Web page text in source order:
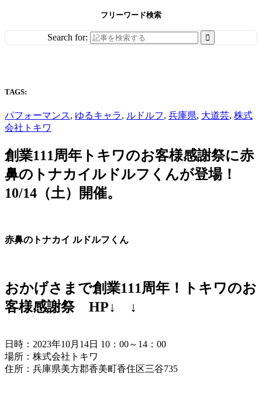
フリーワード検索
Search for:
TAGS:
パフォーマンス, ゆるキャラ, ルドルフ, 兵庫県, 大道芸, 株式
会社トキワ
創業111周年トキワのお客様感謝祭に赤
鼻のトナカイルドルフくんが登場！
10/14（土）開催。
赤鼻のトナカイ ルドルフくん
おかげさまで創業111周年！トキワのお
客様感謝祭 HP↓ ↓
日時：2023年10月14日 10：00～14：00
場所：株式会社トキワ
住所：兵庫県美方郡香美町香住区三谷735